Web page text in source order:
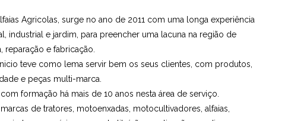
Agricolas, surge no ano de 2011 com uma longa experiência
industrial e jardim, para preencher uma lacuna na região de
reparação e fabricação.
teve como lema servir bem os seus clientes, com produtos,
e peças multi-marca.
formação há mais de 10 anos nesta área de serviço.
de tratores, motoenxadas, motocultivadores, alfaias,